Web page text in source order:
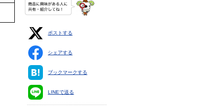
ポストする
シェアする
ブックマークする
LINEで送る